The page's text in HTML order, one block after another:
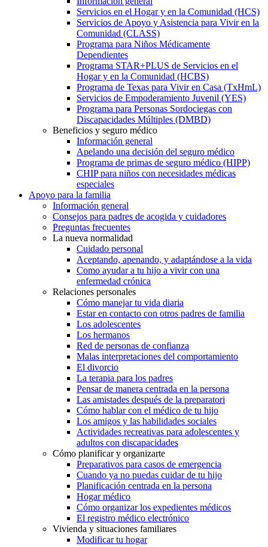
Servicios en el Hogar y en la Comunidad (HCS)
Servicios de Apoyo y Asistencia para Vivir en la
Comunidad (CLASS)
Programa para Niños Médicamente
Dependientes
Programa STAR+PLUS de Servicios en el
Hogar y en la Comunidad (HCBS)
Programa de Texas para Vivir en Casa (TxHmL)
Servicios de Empoderamiento Juvenil (YES)
Programa para Personas Sordociegas con
Discapacidades Múltiples (DMBD)
Beneficios y seguro médico
Información general
Apelando una decisión del seguro médico
Programa de primas de seguro médico (HIPP)
CHIP para niños con necesidades médicas
especiales
Apoyo para la familia
Información general
Consejos para padres de acogida y cuidadores
Preguntas frecuentes
La nueva normalidad
Cuidado personal
Aceptando, apenando, y adaptándose a la vida
Como ayudar a tu hijo a vivir con una
enfermedad crónica
Relaciones personales
Cómo manejar tu vida diaria
Estar en contacto con otros padres de familia
Los adolescentes
Los hermanos
Red de personas de confianza
Malas interpretaciones del comportamiento
El divorcio
La terapia para los padres
Pensar de manera centrada en la persona
Las amistades después de la preparatori
Cómo hablar con el médico de tu hijo
Los amigos y las habilidades sociales
Actividades recreativas para adolescentes y
adultos con discapacidades
Cómo planificar y organizarte
Preparativos para casos de emergencia
Cuando ya no puedas cuidar de tu hijo
Planificación centrada en la persona
Hogar médico
Cómo organizar los expedientes médicos
El registro médico electrónico
Vivienda y situaciones familiares
Modificar tu hogar